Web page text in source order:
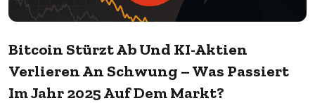
Bitcoin Stürzt Ab Und KI-Aktien
Verlieren An Schwung – Was Passiert
Im Jahr 2025 Auf Dem Markt?